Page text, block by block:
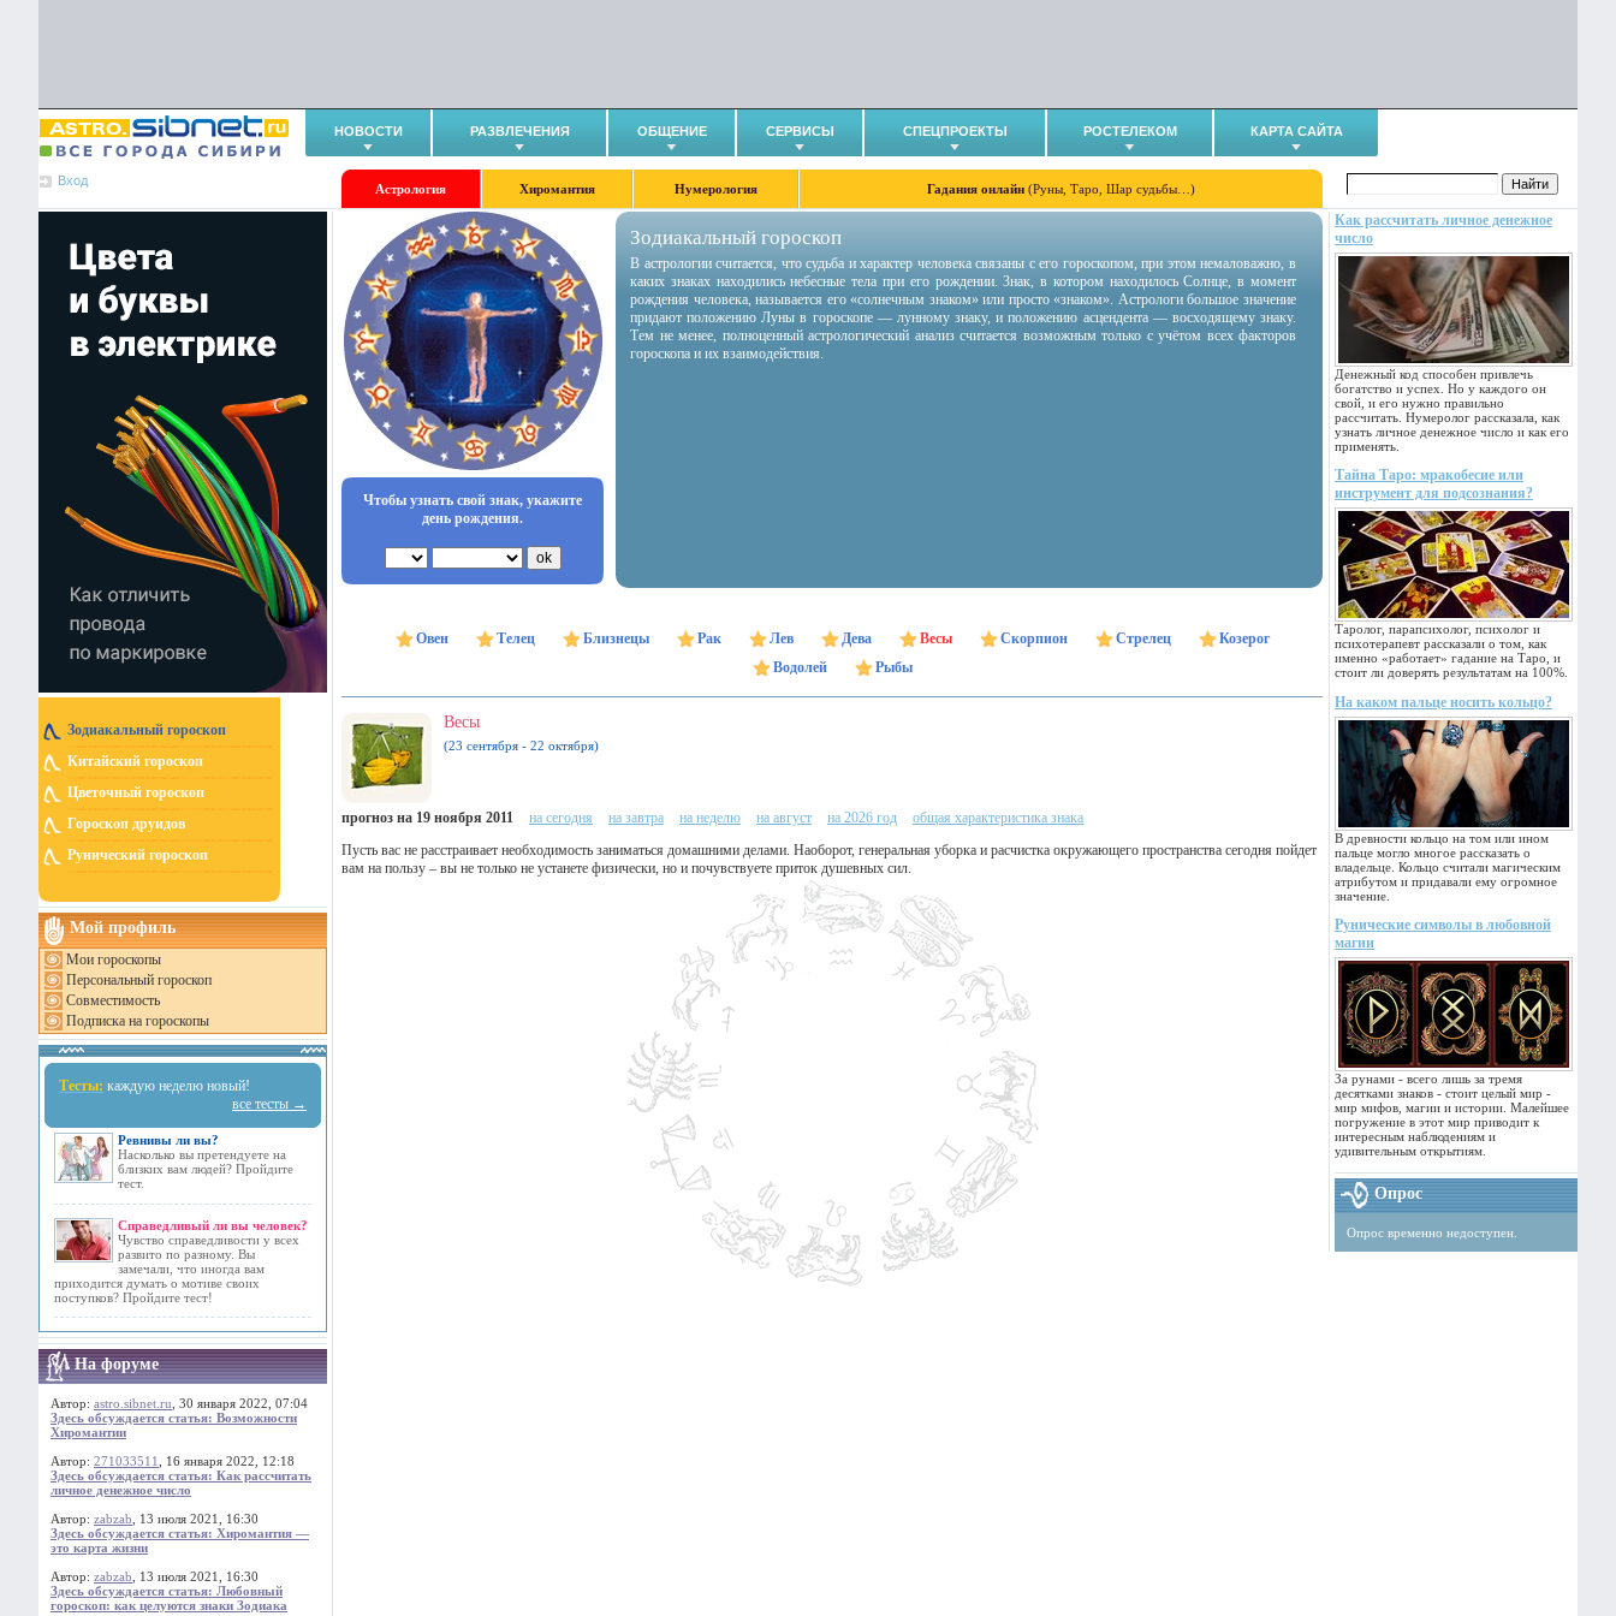
НОВОСТИ РАЗВЛЕЧЕНИЯ ОБЩЕНИЕ СЕРВИСЫ СПЕЦПРОЕКТЫ РОСТЕЛЕКОМ КАРТА САЙТА
Вход
Астрология Хиромантия Нумерология Гадания онлайн (Руны, Таро, Шар судьбы…)
Зодиакальный гороскоп
Китайский гороскоп
Цветочный гороскоп
Гороскоп друидов
Рунический гороскоп
Мой профиль
Мои гороскопы
Персональный гороскоп
Совместимость
Подписка на гороскопы
Тесты: каждую неделю новый!
все тесты →
Ревнивы ли вы?
Насколько вы претендуете на
близких вам людей? Пройдите
тест.
Справедливый ли вы человек?
Чувство справедливости у всех
развито по разному. Вы
замечали, что иногда вам
приходится думать о мотиве своих
поступков? Пройдите тест!
На форуме
Автор: astro.sibnet.ru , 30 января 2022, 07:04
Здесь обсуждается статья: Возможности
Хиромантии
Автор: 271033511
, 16 января 2022, 12:18
Здесь обсуждается статья: Как рассчитать
личное денежное число
Автор: zabzab , 13 июля 2021, 16:30
Здесь обсуждается статья: Хиромантия —
это карта жизни
Автор: zabzab , 13 июля 2021, 16:30
Здесь обсуждается статья: Любовный
гороскоп: как целуются знаки Зодиака
Как рассчитать личное денежное
число
Денежный код способен привлечь
богатство и успех. Но у каждого он
свой, и его нужно правильно
рассчитать. Нумеролог рассказала, как
узнать личное денежное число и как его
применять.
Тайна Таро: мракобесие или
инструмент для подсознания?
Таролог, парапсихолог, психолог и
психотерапевт рассказали о том, как
именно «работает» гадание на Таро, и
стоит ли доверять результатам на 100%.
На каком пальце носить кольцо?
В древности кольцо на том или ином
пальце могло многое рассказать о
владельце. Кольцо считали магическим
атрибутом и придавали ему огромное
значение.
Рунические символы в любовной
магии
За рунами - всего лишь за тремя
десятками знаков - стоит целый мир -
мир мифов, магии и истории. Малейшее
погружение в этот мир приводит к
интересным наблюдениям и
удивительным открытиям.
Опрос
Опрос временно недоступен.
Чтобы узнать свой знак, укажите
день рождения.
Зодиакальный гороскоп
В астрологии считается, что судьба и характер человека связаны с его гороскопом, при этом немаловажно, в
каких знаках находились небесные тела при его рождении. Знак, в котором находилось Солнце, в момент
рождения человека, называется его «солнечным знаком» или просто «знаком». Астрологи большое значение
придают положению Луны в гороскопе — лунному знаку, и положению асцендента — восходящему знаку.
Тем не менее, полноценный астрологический анализ считается возможным только с учётом всех факторов
гороскопа и их взаимодействия.
Овен Телец Близнецы Рак Лев Дева Весы Скорпион Стрелец
Козерог
Водолей
Рыбы
Весы
(23 сентября - 22 октября)
прогноз на 19 ноября 2011 на сегодня на завтра на неделю на август на 2026 год
общая характеристика знака
Пусть вас не расстраивает необходимость заниматься домашними делами. Наоборот, генеральная уборка и расчистка окружающего пространства сегодня пойдет
вам на пользу – вы не только не устанете физически, но и почувствуете приток душевных сил.